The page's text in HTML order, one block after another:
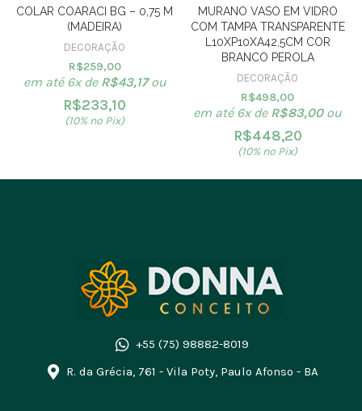
COLAR COARACI BG – 0,75 M
(MADEIRA)
DECORAÇÃO
R$259,00
em até 6x de R$43,17ou
R$233,10
(10% no Pix)
MURANO VASO EM VIDRO
COM TAMPA TRANSPARENTE
L10XP10XA42,5CM COR
BRANCO PEROLA
DECORAÇÃO
R$498,00
em até 6x de R$83,00ou
R$448,20
(10% no Pix)
+55 (75) 98882-8019
R. da Grécia, 761 - Vila Poty, Paulo Afonso - BA